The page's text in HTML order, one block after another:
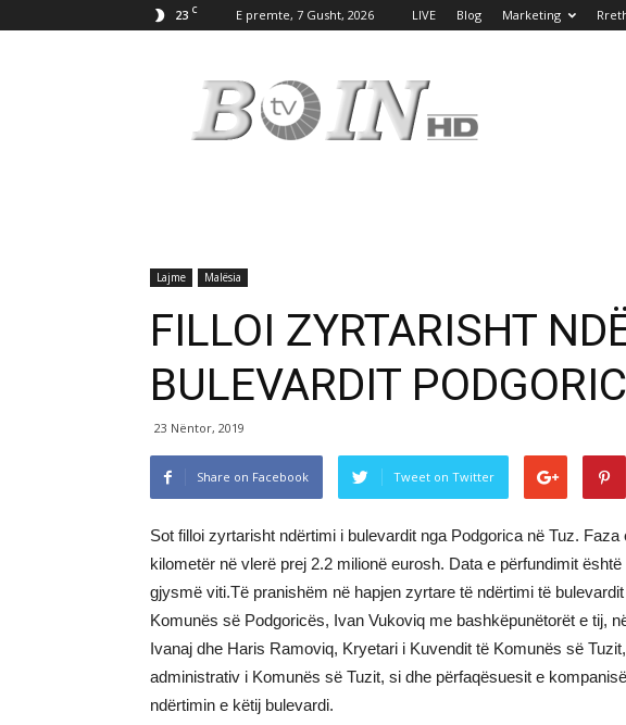
23 C E premte, 7 Gusht, 2026 LIVE Blog Marketing
Boin
Lajme Malësia
FILLOI ZYRTARISHT
BULEVARDIT
23 Nëntor, 2019
Share on Facebook Tweet on Twitter
Sot filloi zyrtarisht ndërtimi i bulevardit nga Podgorica në Tuz.
kilometër në vlerë prej 2.2 milionë eurosh. Data e përfundimit
gjysmë viti.Të pranishëm në hapjen zyrtare të ndërtimi të
Komunës së Podgoricës, Ivan Vukoviq me bashkëpunëtorët e tij,
Ivanaj dhe Haris Ramoviq, Kryetari i Kuvendit të Komunës së
administrativ i Komunës së Tuzit, si dhe përfaqësuesit e
ndërtimin e këtij bulevardi.